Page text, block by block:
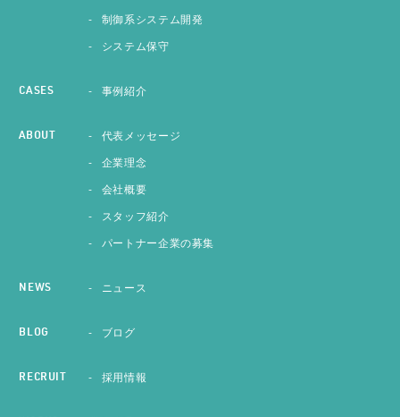
制御系システム開発
システム保守
CASES 事例紹介
ABOUT
代表メッセージ
企業理念
会社概要
スタッフ紹介
パートナー企業の募集
NEWS ニュース
BLOG ブログ
RECRUIT 採用情報